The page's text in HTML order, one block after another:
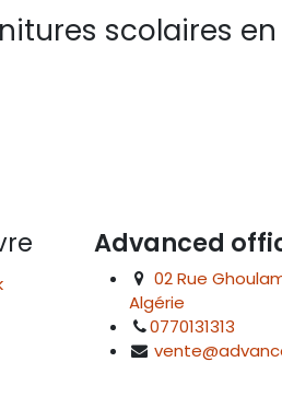
scolaires en
Advanced
02 Rue
Algérie
0770131313